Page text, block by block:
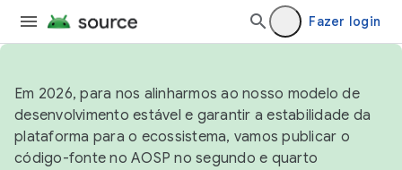
Fazer login
Em 2026, para nos alinharmos ao nosso modelo de
desenvolvimento estável e garantir a estabilidade da
plataforma para o ecossistema, vamos publicar o
código-fonte no AOSP no segundo e quarto